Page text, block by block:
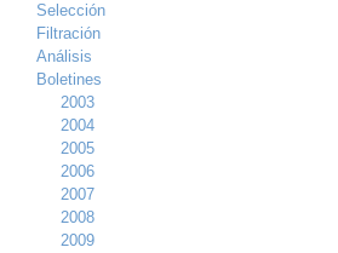
Selección
Filtración
Análisis
Boletines
2003
2004
2005
2006
2007
2008
2009